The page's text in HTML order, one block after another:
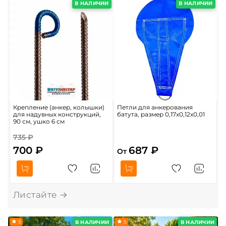
В НАЛИЧИИ
Крепление (анкер, колышки)
для надувных конструкций,
90 см, ушко 6 см
735 ₽
700 ₽
В НАЛИЧИИ
Петли для анкерования
батута, размер 0,17x0,12x0,01
От 687 ₽
В НАЛИЧИИ
5 В НАЛИЧИИ
5